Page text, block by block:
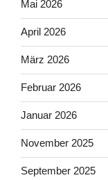
Mai 2026
April 2026
März 2026
Februar 2026
Januar 2026
November 2025
September 2025